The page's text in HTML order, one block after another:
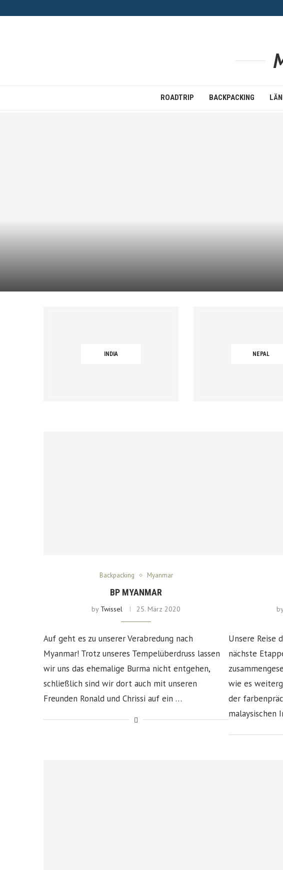
ROADTRIP BACKPACKING
INDIA NEPAL
Backpacking Myanmar
BP MYANMAR
by Twissel 25. März 2020
Auf geht es zu unserer Verabredung nach
Myanmar! Trotz unseres Tempelüberdruss lassen
wir uns das ehemalige Burma nicht entgehen,
schließlich sind wir dort auch mit unseren
Freunden Ronald und Chrissi auf ein …
Unsere Reise
nächste
wie es
der
malaysischen